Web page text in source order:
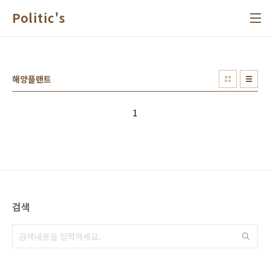
Politic's
해양플랜트
1
검색